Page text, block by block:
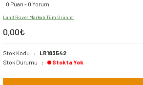
0 Puan - 0 Yorum
Land Rover Markalı Tüm Ürünler
0,00₺
Stok Kodu
LR183542
Stok Durumu
Stokta Yok